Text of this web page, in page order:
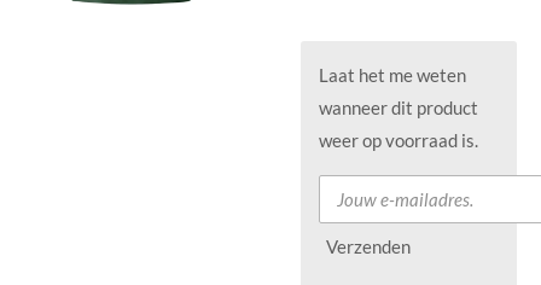
Laat het me weten
wanneer dit product
weer op voorraad is.
Verzenden